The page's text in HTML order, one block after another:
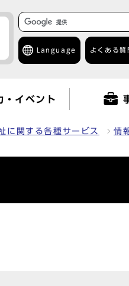
Language よくある質
・イベント
に関する各種サービス 情